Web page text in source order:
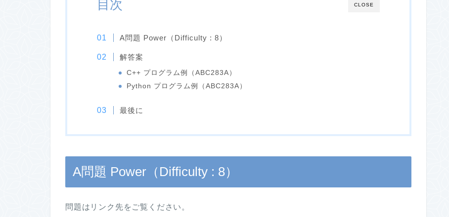
CLOSE
目次
A問題 Power（Difficulty : 8）
解答案
C++ プログラム例（ABC283A）
Python プログラム例（ABC283A）
最後に
A問題 Power（Difficulty : 8）
問題はリンク先をご覧ください。